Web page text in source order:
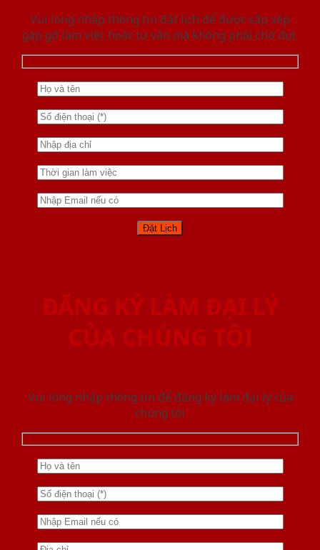
Vui lòng nhập thông tin đặt lịch để được sắp xếp
gặp gỡ làm việc hoăc tư vấn mà không phải chờ đợi.
ĐĂNG KÝ LÀM ĐẠI LÝ
CỦA CHÚNG TÔI
Vui lòng nhập thông tin để đăng ký làm đại lý của
chúng tôi